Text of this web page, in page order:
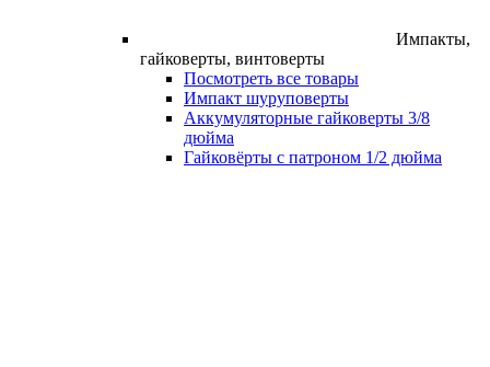
Импакты,
гайковерты, винтоверты
Посмотреть все товары
Импакт шуруповерты
Аккумуляторные гайковерты 3/8
дюйма
Гайковёрты с патроном 1/2 дюйма